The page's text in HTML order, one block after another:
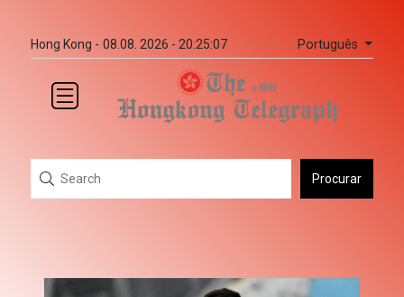
Hong Kong - 08.08. 2026 - 20:25:07 Português
Procurar